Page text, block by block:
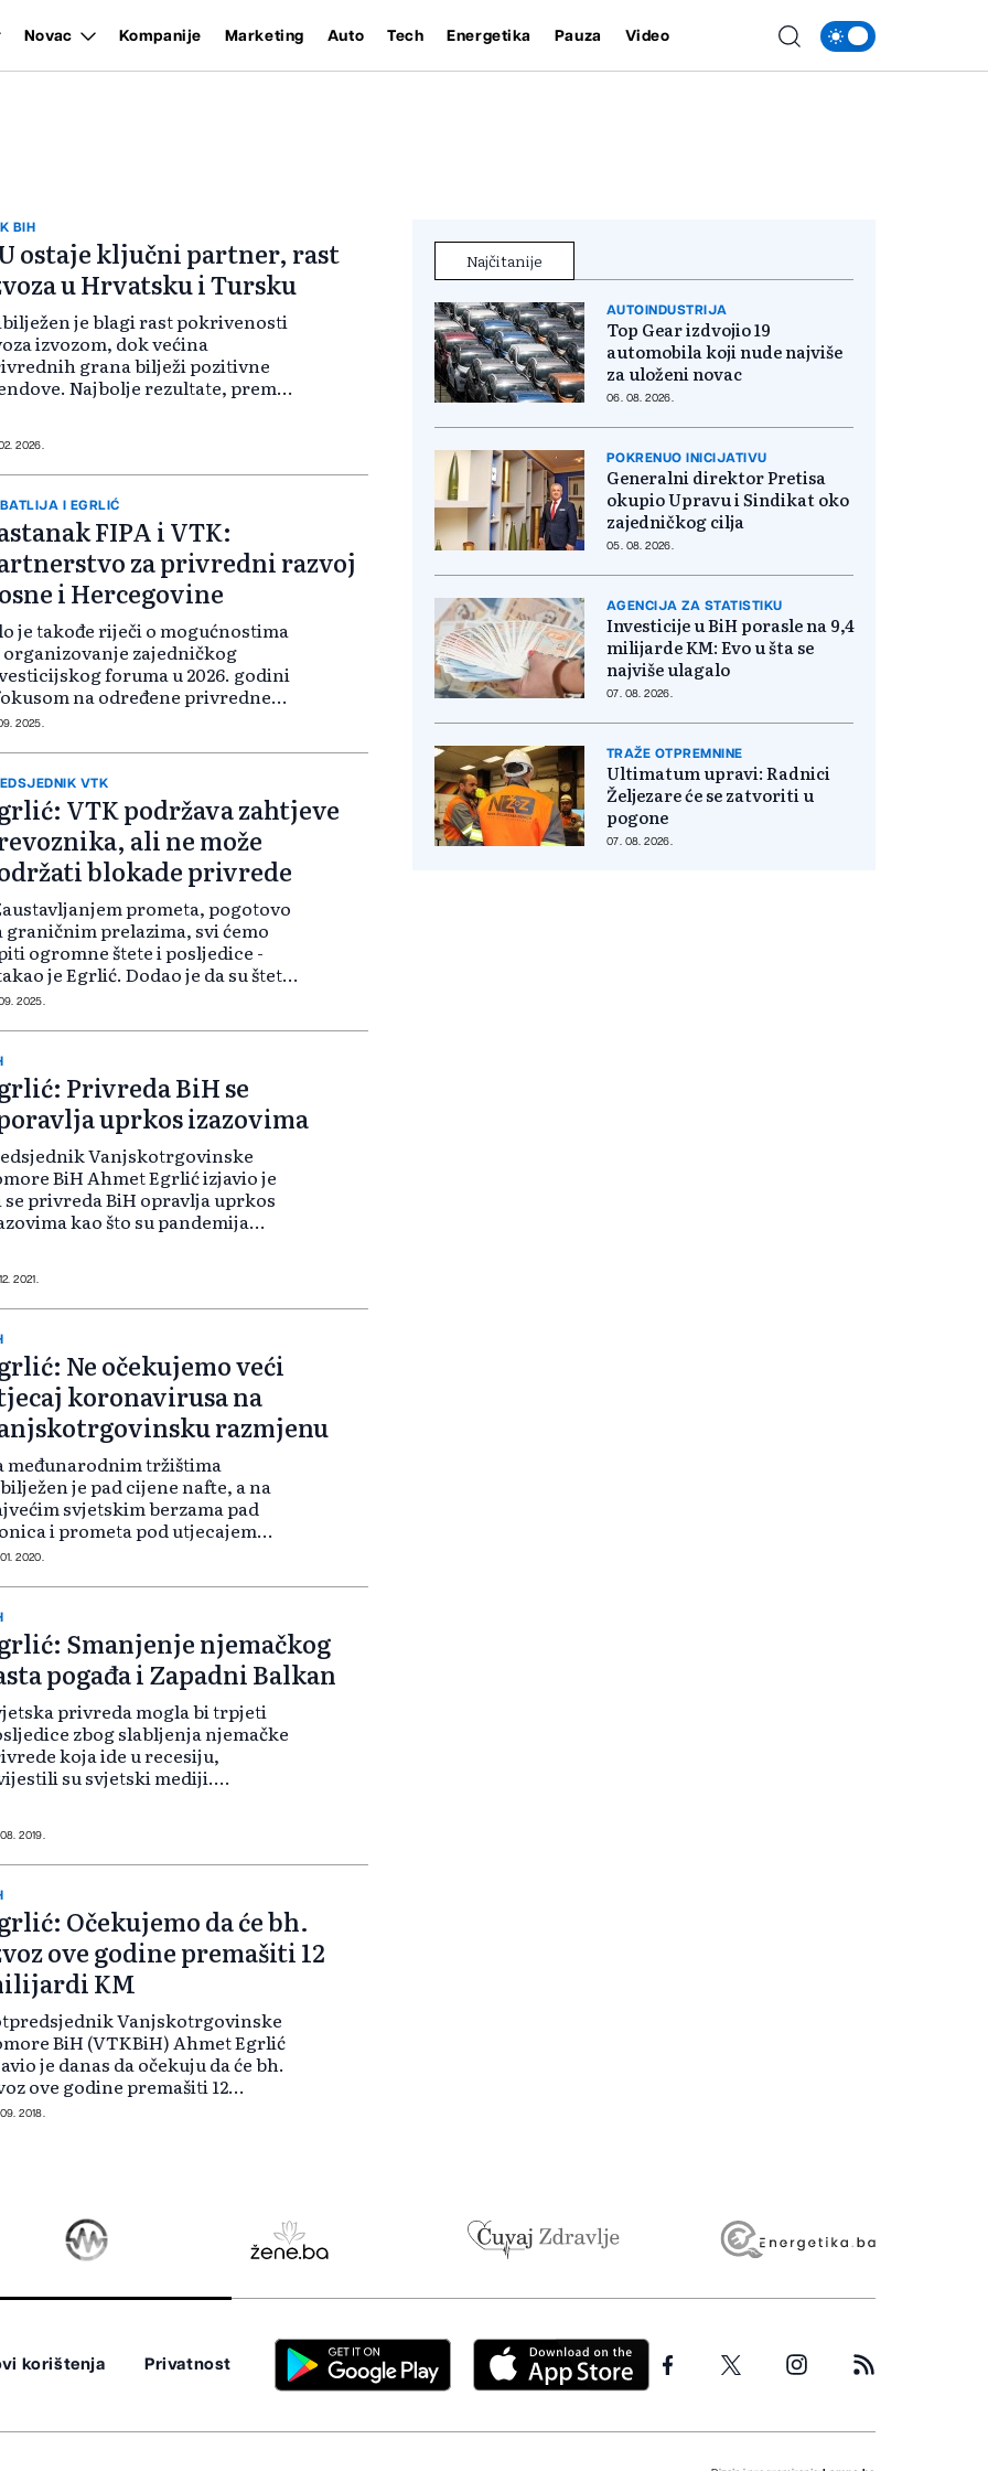
Novac Kompanije Marketing Auto Tech Energetika Pauza Video
BIH
ostaje ključni partner, rast
u Hrvatsku i Tursku
je blagi rast pokrivenosti
izvozom, dok većina
grana bilježi pozitivne
Najbolje rezultate, prema
već godinama prednjače u
2026.
I EGRLIĆ
FIPA i VTK:
za privredni razvoj
i Hercegovine
je takođe riječi o mogućnostima
organizovanje zajedničkog
foruma u 2026. godini
na određene privredne
koji su interesantni stranim
koju čine predstavnici četi...
2025.
VTK
VTK podržava zahtjeve
ali ne može
blokade privrede
prometa, pogotovo
graničnim prelazima, svi ćemo
ogromne štete i posljedice -
je Egrlić. Dodao je da su štete
takvih poteza nemjerljive i u
kolike će one biti. Egr...
2025.
Privreda BiH se
uprkos izazovima
Vanjskotrgovinske
BiH Ahmet Egrlić izjavio je
se privreda BiH opravlja uprkos
kao što su pandemija
dostići 14 milijardi KM. - Ov...
2021.
Ne očekujemo veći
koronavirusa na
razmjenu
međunarodnim tržištima
je pad cijene nafte, a na
svjetskim berzama pad
i prometa pod utjecajem
o smrtnim slučajevima
u Kini i o zatvaranju
Ovakva situacij...
2020.
Smanjenje njemačkog
pogađa i Zapadni Balkan
privreda mogla bi trpjeti
zbog slabljenja njemačke
koja ide u recesiju,
su svjetski mediji.
proizvodnja opada
sman...
2019.
Očekujemo da će bh.
ove godine premašiti 12
KM
Vanjskotrgovinske
BiH (VTKBiH) Ahmet Egrlić
je danas da očekuju da će bh.
ove godine premašiti 12
KM. - Izvoz iz BiH je u toku
2018.
Najčitanije
AUTOINDUSTRIJA
Top Gear izdvojio 19
automobila koji nude najviše
za uloženi novac
06. 08. 2026.
POKRENUO INICIJATIVU
Generalni direktor Pretisa
okupio Upravu i Sindikat oko
zajedničkog cilja
05. 08. 2026.
AGENCIJA ZA STATISTIKU
Investicije u BiH porasle na 9,4
milijarde KM: Evo u šta se
najviše ulagalo
07. 08. 2026.
TRAŽE OTPREMNINE
Ultimatum upravi: Radnici
Željezare će se zatvoriti u
pogone
07. 08. 2026.
korištenja Privatnost